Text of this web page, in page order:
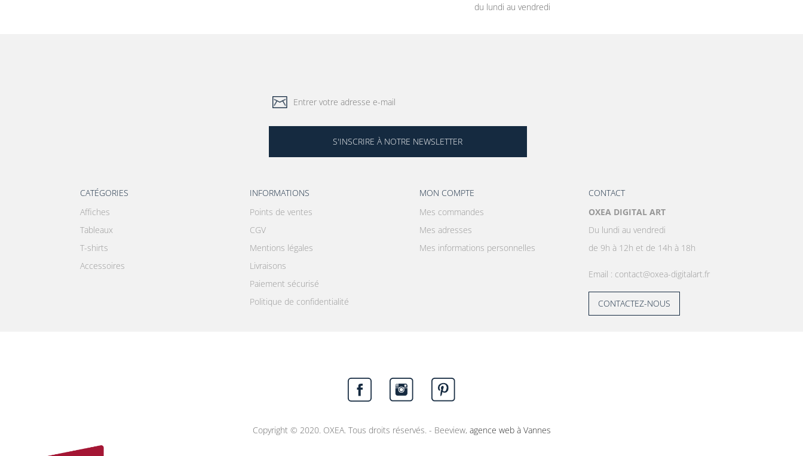
du lundi au vendredi
S'INSCRIRE À NOTRE NEWSLETTER
CATÉGORIES
Affiches
Tableaux
T-shirts
Accessoires
INFORMATIONS
Points de ventes
CGV
Mentions légales
Livraisons
Paiement sécurisé
Politique de confidentialité
MON COMPTE
Mes commandes
Mes adresses
Mes informations personnelles
CONTACT
OXEA DIGITAL ART
Du lundi au vendredi
de 9h à 12h et de 14h à 18h
Email : contact@oxea-digitalart.fr
CONTACTEZ-NOUS
Copyright © 2020. OXEA. Tous droits réservés. - Beeview, agence web à Vannes